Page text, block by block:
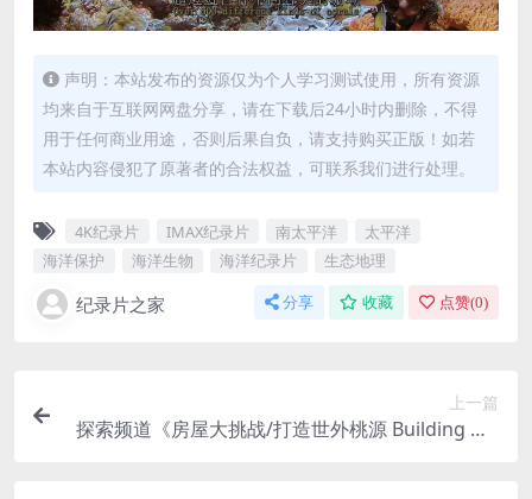
声明：本站发布的资源仅为个人学习测试使用，所有资源
均来自于互联网网盘分享，请在下载后24小时内删除，不得
用于任何商业用途，否则后果自负，请支持购买正版！如若
本站内容侵犯了原著者的合法权益，可联系我们进行处理。
4K纪录片 IMAX纪录片 南太平洋
太平洋
海洋保护
海洋生物 海洋纪录片 生态地理
纪录片之家 分享 收藏 点赞(0)
上一篇
探索频道《房屋大挑战/打造世外桃源 Building Off